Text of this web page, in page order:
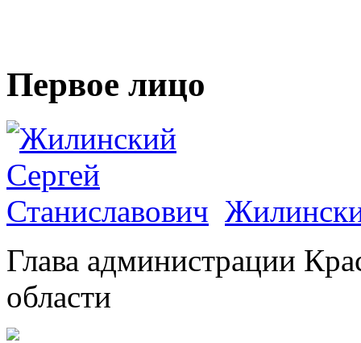
Первое лицо
Глава администрации
области